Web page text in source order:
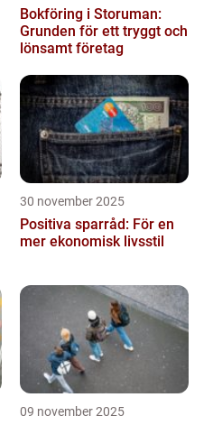
Bokföring i Storuman:
Grunden för ett tryggt och
lönsamt företag
30 november 2025
Positiva sparråd: För en
mer ekonomisk livsstil
09 november 2025